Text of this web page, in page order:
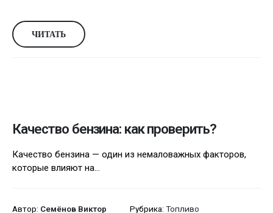
ЧИТАТЬ
Качество бензина: как проверить?
Качество бензина — один из немаловажных факторов,
которые влияют на...
Автор: Семёнов Виктор Рубрика: Топливо